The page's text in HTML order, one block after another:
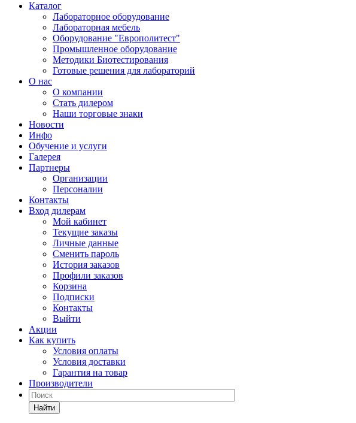
Каталог
Лабораторное оборудование
Лабораторная мебель
Оборудование "Европолитест"
Промышленное оборудование
Методики Биотестирования
Готовые решения для лабораторий
О нас
О компании
Стать дилером
Наши торговые знаки
Новости
Инфо
Обучение и услуги
Галерея
Партнеры
Организации
Персоналии
Контакты
Вход дилерам
Мой кабинет
Текущие заказы
Личные данные
Сменить пароль
История заказов
Профили заказов
Корзина
Подписки
Контакты
Выйти
Акции
Как купить
Условия оплаты
Условия доставки
Гарантия на товар
Производители
Найти